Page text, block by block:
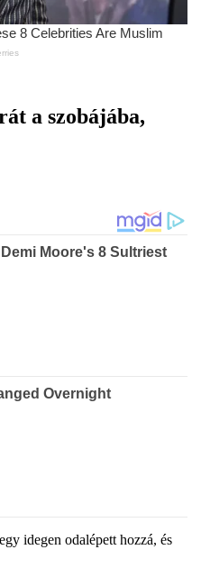
a szobájába,
idegen odalépett hozzá, és